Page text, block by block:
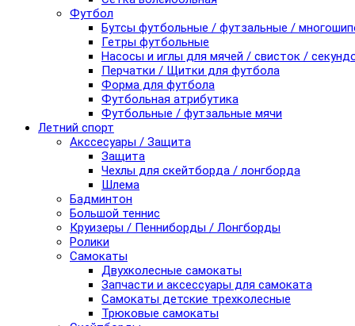
Футбол
Бутсы футбольные / футзальные /
Гетры футбольные
Насосы и иглы для мячей / свисток /
Перчатки / Щитки для футбола
Форма для футбола
Футбольная атрибутика
Футбольные / футзальные мячи
Летний спорт
Акссесуары / Защита
Защита
Чехлы для скейтборда / лонгборда
Шлема
Бадминтон
Большой теннис
Круизеры / Пенниборды / Лонгборды
Ролики
Самокаты
Двухколесные самокаты
Запчасти и аксессуары для самоката
Самокаты детские трехколесные
Трюковые самокаты